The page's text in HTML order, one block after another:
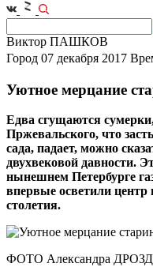
Виктор ПАШКОВ
Город 07 декабря 2017
Уютное мерцание
Едва сгущаются
Пржевальского, что
сада, падает, можно
двухвековой давности.
нынешнем Петербурге
впервые осветили
столетия.
ФОТО Александра